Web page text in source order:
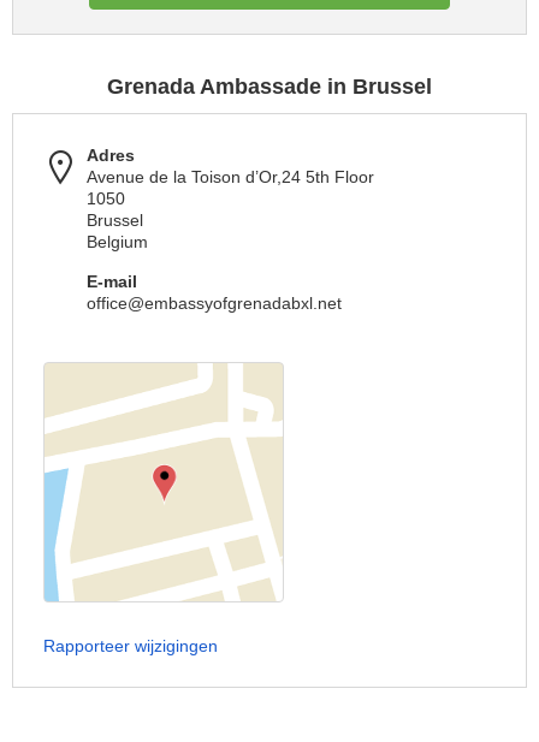
Grenada Ambassade in Brussel
Adres
Avenue de la Toison d’Or,24 5th Floor
1050
Brussel
Belgium
E-mail
office@embassyofgrenadabxl.net
Rapporteer wijzigingen